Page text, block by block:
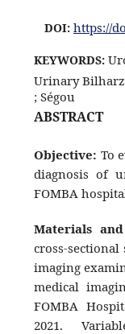
DOI: https://
KEYWORDS:
Urinary
; Ségou
ABSTRACT
Objective: To
diagnosis of
FOMBA
Materials
cross-
imaging
medical
FOMBA
2021.